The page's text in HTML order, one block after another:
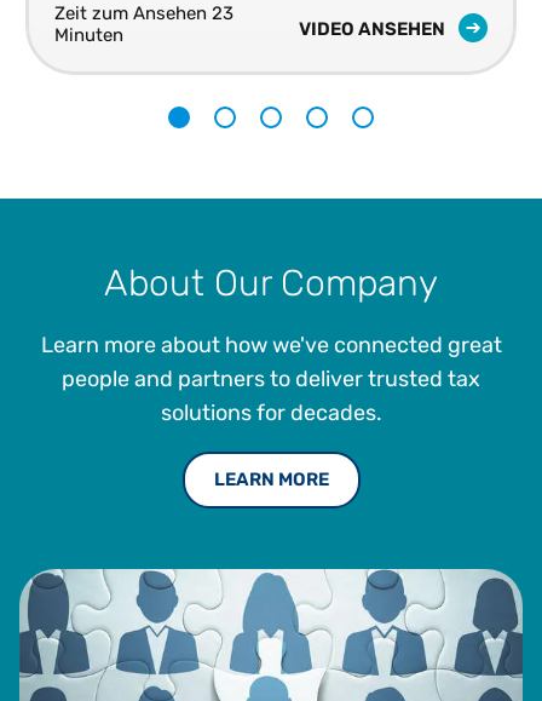
Geschäftssystemen liefert.
Zeit zum Ansehen 23
Minuten
VIDEO ANSEHEN
About Our Company
Learn more about how we've connected great
people and partners to deliver trusted tax
solutions for decades.
LEARN MORE